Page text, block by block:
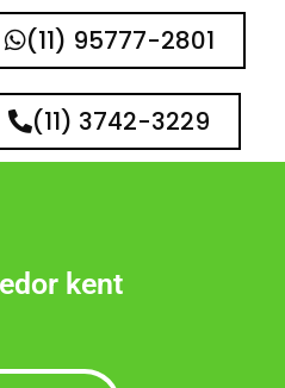
(11) 95777-2801
(11) 3742-3229
kent